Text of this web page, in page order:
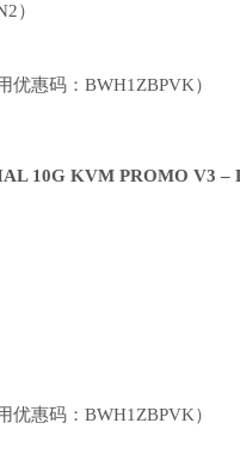
）
优惠码：BWH1ZBPVK）
10G KVM PROMO V3
优惠码：BWH1ZBPVK）